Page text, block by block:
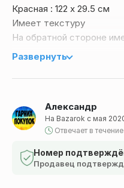
Александр
На Bazarok с мая
Отвечает в
Номер
Продавец
Красная : 122 х 29.5 см
Имеет текстуру
На обратной стороне
ровного отрезания
Карбоновая пленка
элементов: зеркал,
приборов, телефонов
Подходит для
Легко клеится на любые
Развернуть